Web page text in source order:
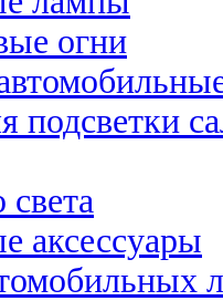
огни
подсветки
аксессуары